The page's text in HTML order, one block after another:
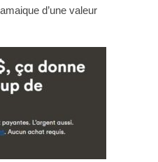
d’une valeur